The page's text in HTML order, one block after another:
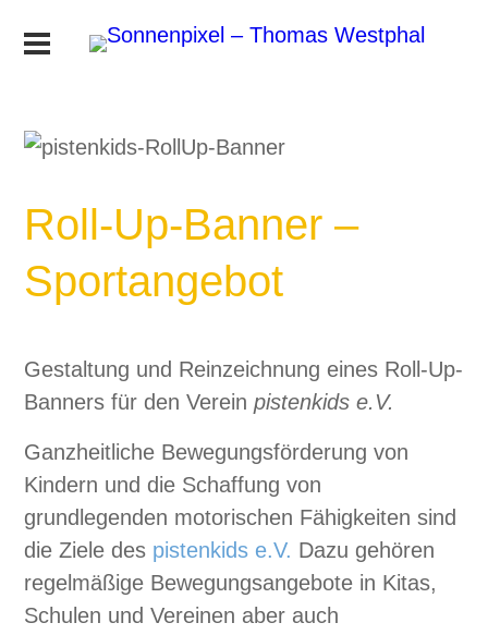
Roll-Up-Banner –
Sportangebot
Gestaltung und Reinzeichnung eines Roll-Up-
Banners für den Vereinpistenkids e.V.
Ganzheitliche Bewegungsförderung von
Kindern und die Schaffung von
grundlegenden motorischen Fähigkeiten sind
die Ziele des pistenkids e.V. Dazu gehören
regelmäßige Bewegungsangebote in Kitas,
Schulen und Vereinen aber auch